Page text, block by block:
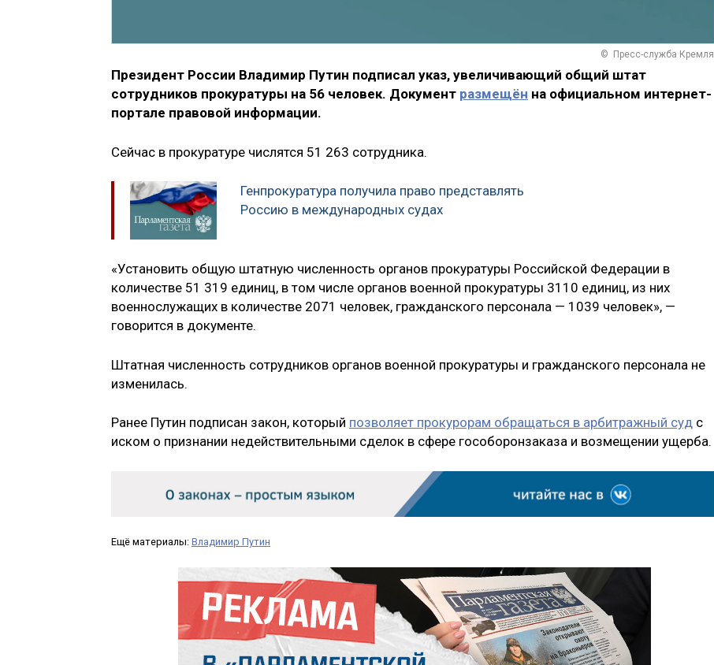
© Пресс-служба Кремля
Президент России Владимир Путин подписал указ, увеличивающий общий штат
сотрудников прокуратуры на 56 человек. Документ размещён на официальном интернет-
портале правовой информации.
Сейчас в прокуратуре числятся 51 263 сотрудника.
Генпрокуратура получила право представлять
Россию в международных судах
«Установить общую штатную численность органов прокуратуры Российской Федерации в
количестве 51 319 единиц, в том числе органов военной прокуратуры 3110 единиц, из них
военнослужащих в количестве 2071 человек, гражданского персонала — 1039 человек», —
говорится в документе.
Штатная численность сотрудников органов военной прокуратуры и гражданского персонала не
изменилась.
Ранее Путин подписан закон, который позволяет прокурорам обращаться в арбитражный суд с
иском о признании недействительными сделок в сфере гособоронзаказа и возмещении ущерба.
Ещё материалы: Владимир Путин